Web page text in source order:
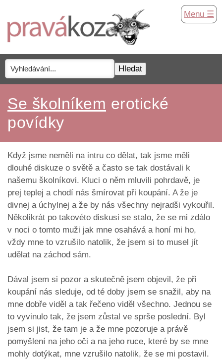
Menu ☰
Se školníkem erotické
povídky
Když jsme neměli na intru co dělat, tak jsme měli
dlouhé diskuze o světě a často se tak dostávali k
našemu školníkovi. Kluci o něm mluvili pohrdavě, je
prej teplej a chodí nás šmírovat při koupání. A že je
divnej a úchylnej a že by nás všechny nejradši vykouřil.
Několikrát po takovéto diskusi se stalo, že se mi zdálo
v noci o tomto muži jak mne osahává a honí mi ho,
vždy mne to vzrušilo natolik, že jsem si to musel jít
udělat na záchod sám.
Dával jsem si pozor a skutečně jsem objevil, že při
koupání nás sleduje, od té doby jsem se snažil, aby na
mne dobře viděl a tak řečeno viděl všechno. Jednou se
to vyvinulo tak, že jsem zůstal ve sprše poslední. Byl
jsem si jist, že tam je a že mne pozoruje a právě
pomyšlení na jeho oči a na jeho ruce, které by se mne
mohly dotýkat, mne vzrušilo natolik, že se mi postavil.